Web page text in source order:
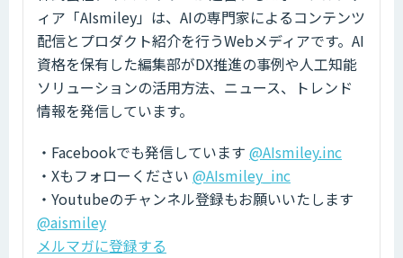
ィア「AIsmiley」は、AIの専門家によるコンテンツ
配信とプロダクト紹介を行うWebメディアです。AI
資格を保有した編集部がDX推進の事例や人工知能
ソリューションの活用方法、ニュース、トレンド
情報を発信しています。
・Facebookでも発信しています @AIsmiley.inc
・Xもフォローください @AIsmiley_inc
・Youtubeのチャンネル登録もお願いいたします
@aismiley
メルマガに登録する